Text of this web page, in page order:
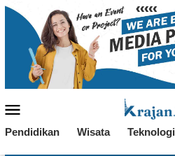
Loncat
Mobile
Pendidikan Wisata Teknologi